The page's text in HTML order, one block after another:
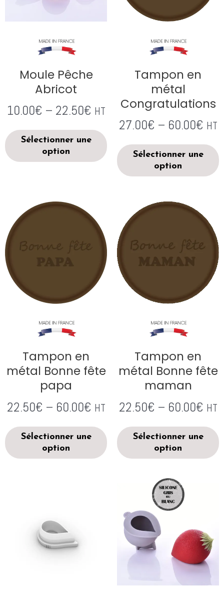
Moule Pêche
Abricot
10.00€ – 22.50€ HT
Sélectionner une
option
Tampon en
métal
Congratulations
27.00€ – 60.00€ HT
Sélectionner une
option
Tampon en
métal Bonne fête
papa
22.50€ – 60.00€ HT
Sélectionner une
option
Tampon en
métal Bonne fête
maman
22.50€ – 60.00€ HT
Sélectionner une
option